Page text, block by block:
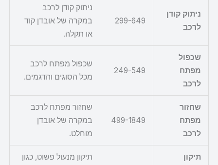
ניתוק קודן
לרכב
299-649
ניתוק קודן לרכב
במקרה של אובדן קוד
או תקלה.
שכפול
מפתח
לרכב
249-549
שכפול מפתח לרכב
מכל הסוגים והדגמים.
שחזור
מפתח
לרכב
499-1849
שחזור מפתח לרכב
במקרה של אובדן
מוחלט.
תיקון
תיקון מנעול פשוט, כגון